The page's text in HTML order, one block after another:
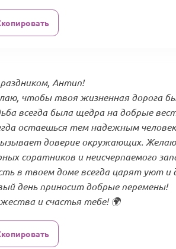
Антип!
чтобы твоя жизненная дорога
всегда была щедра на добрые
остаешься тем надежным
доверие окружающих. Желаю
соратников и неисчерпаемого
в твоем доме всегда царят уют
день приносит добрые перемены!
и счастья тебе! 🌍